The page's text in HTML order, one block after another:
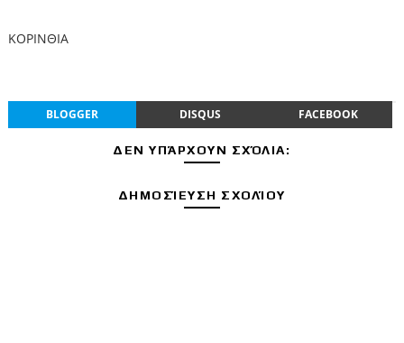
ΚΟΡΙΝΘΙΑ
BLOGGER DISQUS FACEBOOK
ΔΕΝ ΥΠΆΡΧΟΥΝ ΣΧΌΛΙΑ:
ΔΗΜΟΣΊΕΥΣΗ ΣΧΟΛΊΟΥ